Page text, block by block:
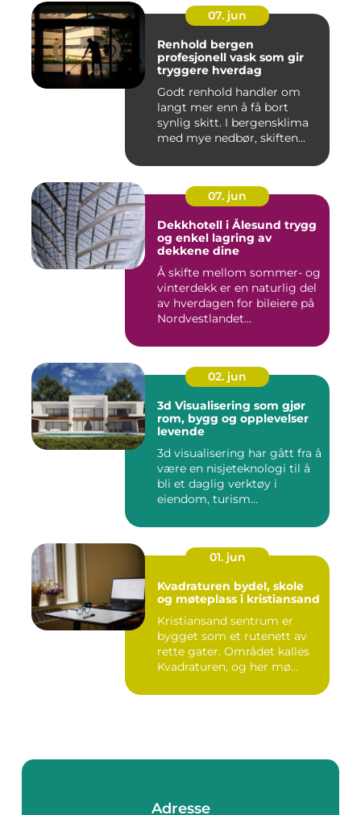
07. jun
Renhold bergen
profesjonell vask som gir
tryggere hverdag
Godt renhold handler om
langt mer enn å få bort
synlig skitt. I bergensklima
med mye nedbør, skiften...
07. jun
Dekkhotell i Ålesund trygg
og enkel lagring av
dekkene dine
Å skifte mellom sommer- og
vinterdekk er en naturlig del
av hverdagen for bileiere på
Nordvestlandet...
02. jun
3d Visualisering som gjør
rom, bygg og opplevelser
levende
3d visualisering har gått fra å
være en nisjeteknologi til å
bli et daglig verktøy i
eiendom, turism...
01. jun
Kvadraturen bydel, skole
og møteplass i kristiansand
Kristiansand sentrum er
bygget som et rutenett av
rette gater. Området kalles
Kvadraturen, og her mø...
Adresse